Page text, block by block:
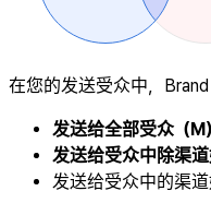
在您的发送受众中，
发送给全部受众（
发送给受众中除渠
发送给受众中的渠